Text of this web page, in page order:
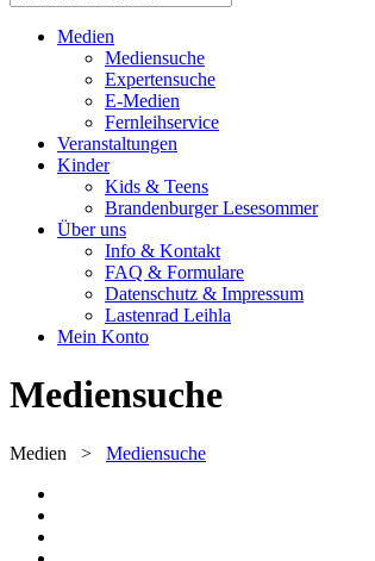
Medien
Mediensuche
Expertensuche
E-Medien
Fernleihservice
Veranstaltungen
Kinder
Kids & Teens
Brandenburger Lesesommer
Über uns
Info & Kontakt
FAQ & Formulare
Datenschutz & Impressum
Lastenrad Leihla
Mein Konto
Mediensuche
Medien > Mediensuche